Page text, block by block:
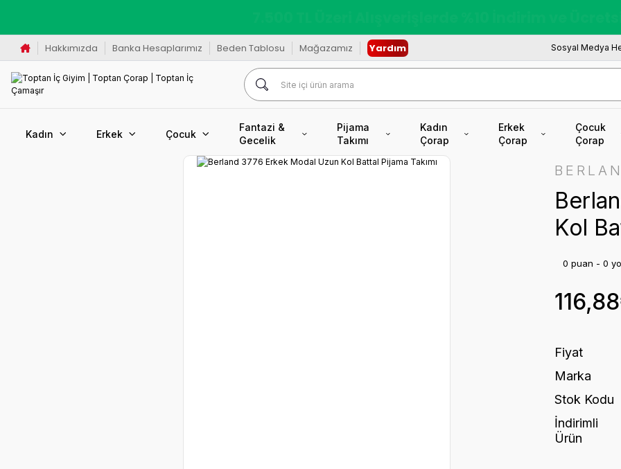
Hakkımızda Banka Hesaplarımız Beden Tablosu Mağazamız Yardım Sosyal Medya
Kadın Erkek Çocuk
Fantazi &
Gecelik
Pijama
Takımı
Kadın
Çorap
Erkek
Çorap
Çocuk
Çorap
Kol
0 puan - 0
Fiyat
Marka
Stok Kodu
İndirimli
Ürün